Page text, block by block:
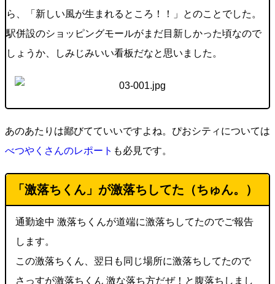
ら、「新しい風が生まれるところ！！」とのことでした。
駅併設のショッピングモールがまだ目新しかった頃なので
しょうか、しみじみいい看板だなと思いました。
あのあたりは鄙びてていいですよね。ぴおシティについては
べつやくさんのレポート も必見です。
「激落ちくん」が激落ちしてた（ちゅん。）
通勤途中 激落ちくんが道端に激落ちしてたのでご報告
します。
この激落ちくん、翌日も同じ場所に激落ちしてたので
さっすが激落ちくん 激な落ち方だぜ！と腹落ちしまし